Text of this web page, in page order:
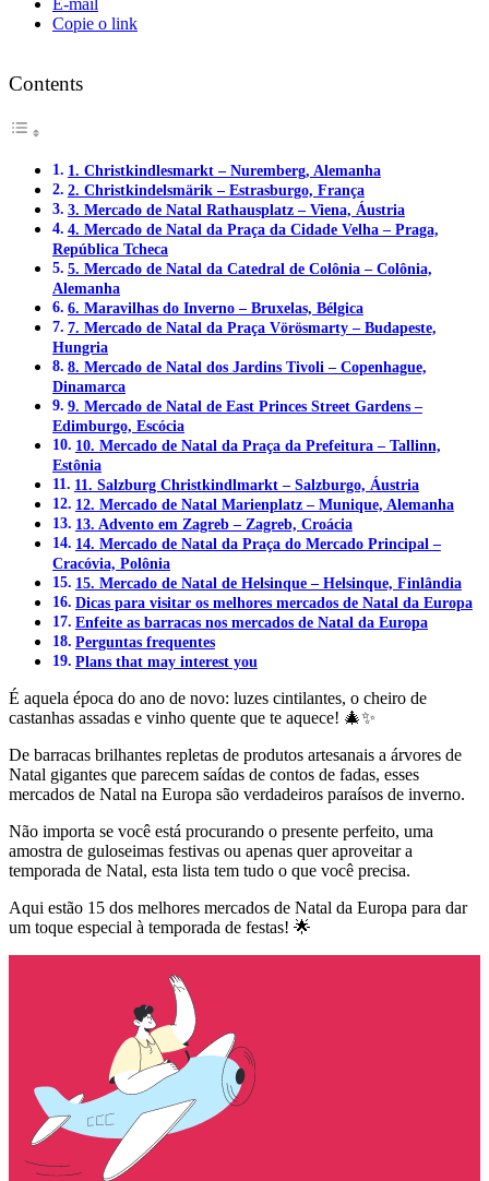
Copie o link
Contents
1. Christkindlesmarkt – Nuremberg, Alemanha
2. Christkindelsmärik – Estrasburgo, França
3. Mercado de Natal Rathausplatz – Viena, Áustria
4. Mercado de Natal da Praça da Cidade Velha – Praga,
República Tcheca
5. Mercado de Natal da Catedral de Colônia – Colônia,
Alemanha
6. Maravilhas do Inverno – Bruxelas, Bélgica
7. Mercado de Natal da Praça Vörösmarty – Budapeste,
Hungria
8. Mercado de Natal dos Jardins Tivoli – Copenhague,
Dinamarca
9. Mercado de Natal de East Princes Street Gardens –
Edimburgo, Escócia
10. Mercado de Natal da Praça da Prefeitura – Tallinn,
Estônia
11. Salzburg Christkindlmarkt – Salzburgo, Áustria
12. Mercado de Natal Marienplatz – Munique, Alemanha
13. Advento em Zagreb – Zagreb, Croácia
14. Mercado de Natal da Praça do Mercado Principal –
Cracóvia, Polônia
15. Mercado de Natal de Helsinque – Helsinque, Finlândia
Dicas para visitar os melhores mercados de Natal da Europa
Enfeite as barracas nos mercados de Natal da Europa
Perguntas frequentes
Plans that may interest you
É aquela época do ano de novo: luzes cintilantes, o cheiro de
castanhas assadas e vinho quente que te aquece! 🎄✨
De barracas brilhantes repletas de produtos artesanais a árvores de
Natal gigantes que parecem saídas de contos de fadas, esses
mercados de Natal na Europa são verdadeiros paraísos de inverno.
Não importa se você está procurando o presente perfeito, uma
amostra de guloseimas festivas ou apenas quer aproveitar a
temporada de Natal, esta lista tem tudo o que você precisa.
Aqui estão 15 dos melhores mercados de Natal da Europa para dar
um toque especial à temporada de festas! 🌟